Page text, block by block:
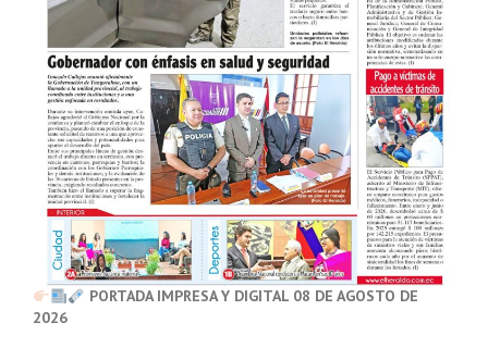
PORTADA IMPRESA Y DIGITAL 08 DE AGOSTO DE
2026